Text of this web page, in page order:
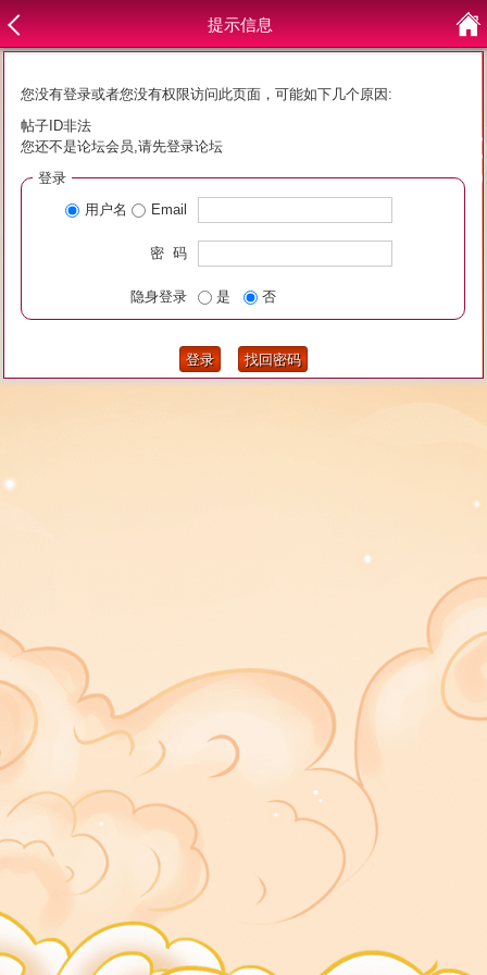
提示信息
您没有登录或者您没有权限访问此页面，可能如下几个原因:
帖子ID非法
您还不是论坛会员,请先登录论坛
登录
用户名
Email
密 码
隐身登录 是 否